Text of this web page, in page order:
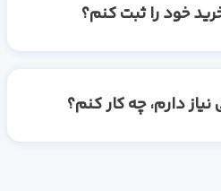
خود را ثبت کنم؟
دارم، چه کار کنم؟